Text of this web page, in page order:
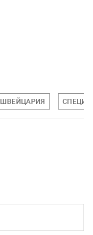
ШВЕЙЦАРИЯ